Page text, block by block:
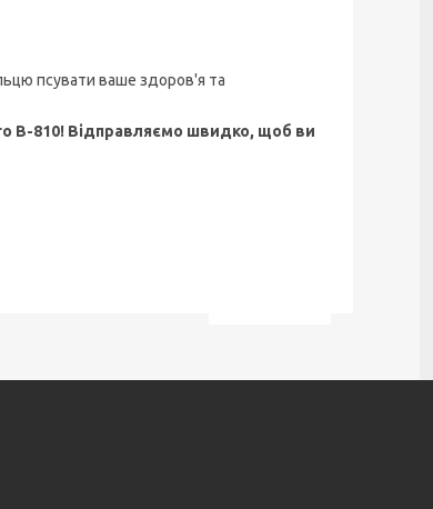
псувати ваше здоров'я та
B-810! Відправляємо швидко, щоб ви